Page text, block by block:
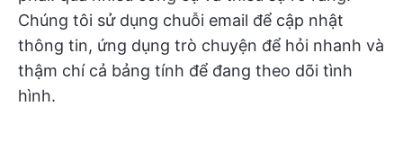
Chúng tôi sử dụng chuỗi email để cập nhật
thông tin, ứng dụng trò chuyện để hỏi nhanh và
thậm chí cả bảng tính để đang theo dõi tình
hình.